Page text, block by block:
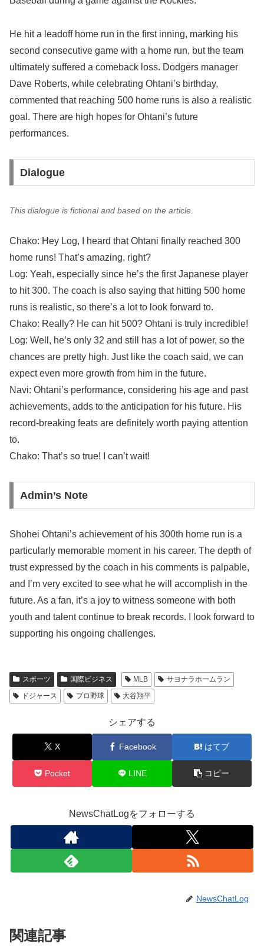
He hit a leadoff home run in the first inning, marking his
second consecutive game with a home run, but the team
ultimately suffered a comeback loss. Dodgers manager
Dave Roberts, while celebrating Ohtani’s birthday,
commented that reaching 500 home runs is also a realistic
goal. There are high hopes for Ohtani’s future
performances.
Dialogue
This dialogue is fictional and based on the article.
Chako: Hey Log, I heard that Ohtani finally reached 300
home runs! That’s amazing, right?
Log: Yeah, especially since he’s the first Japanese player
to hit 300. The coach is also saying that hitting 500 home
runs is realistic, so there’s a lot to look forward to.
Chako: Really? He can hit 500? Ohtani is truly incredible!
Log: Well, he’s only 32 and still has a lot of power, so the
chances are pretty high. Just like the coach said, we can
expect even more growth from him in the future.
Navi: Ohtani’s performance, considering his age and past
achievements, adds to the anticipation for his future. His
record-breaking feats are definitely worth paying attention
to.
Chako: That’s so true! I can’t wait!
Admin’s Note
Shohei Ohtani’s achievement of his 300th home run is a
particularly memorable moment in his career. The depth of
trust expressed by the coach in his comments is palpable,
and I’m very excited to see what he will accomplish in the
future. As a fan, it’s a joy to witness someone with both
youth and talent continue to break records. I look forward to
supporting his ongoing challenges.
スポーツ 国際ビジネス MLB
サヨナラホームラン
ドジャース
プロ野球 大谷翔平
シェアする
X Facebook はてブ
Pocket LINE コピー
NewsChatLogをフォローする
NewsChatLog
関連記事